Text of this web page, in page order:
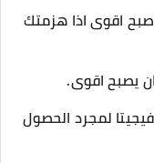
اقوى اذا هزمتك
يصبح اقوى.
لمجرد الحصول